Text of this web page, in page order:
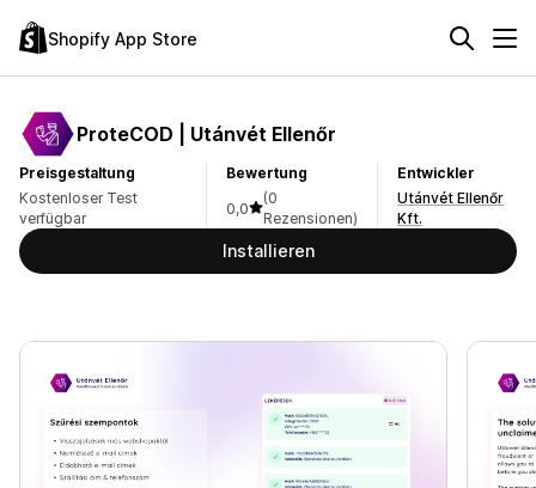
Shopify App Store
ProteCOD | Utánvét Ellenőr
Preisgestaltung
Kostenloser Test
verfügbar
Bewertung
0,0
(0
Rezensionen)
Entwickler
Utánvét Ellenőr
Kft.
Installieren